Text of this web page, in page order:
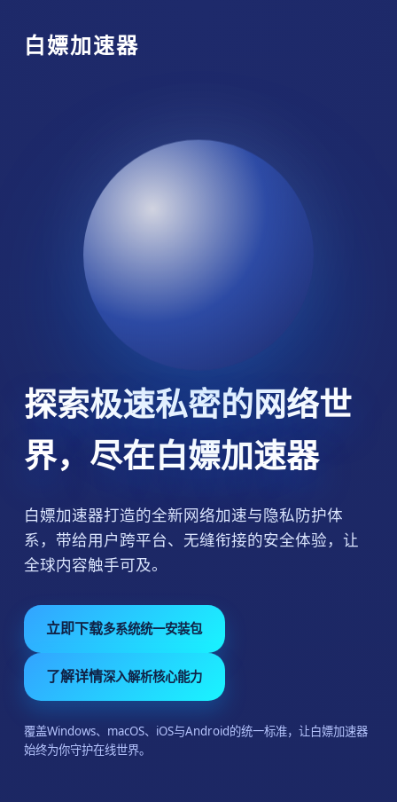
白嫖加速器
探索极速私密的网络世
界，尽在白嫖加速器
白嫖加速器打造的全新网络加速与隐私防护体
系，带给用户跨平台、无缝衔接的安全体验，让
全球内容触手可及。
立即下载多系统统一安装包
了解详情深入解析核心能力
覆盖Windows、macOS、iOS与Android的统一标准，让白嫖加速器
始终为你守护在线世界。